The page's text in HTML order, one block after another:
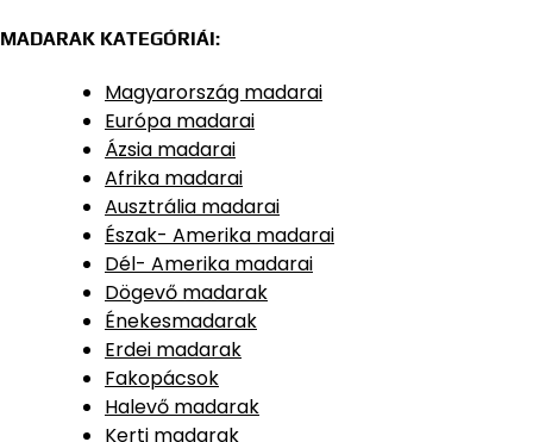
MADARAK KATEGÓRIÁI:
Magyarország madarai
Európa madarai
Ázsia madarai
Afrika madarai
Ausztrália madarai
Észak- Amerika madarai
Dél- Amerika madarai
Dögevő madarak
Énekesmadarak
Erdei madarak
Fakopácsok
Halevő madarak
Kerti madarak